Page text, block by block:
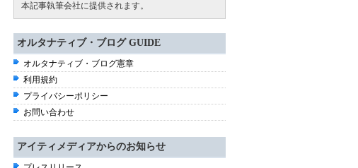
本記事執筆会社に提供されます。
オルタナティブ・ブログ GUIDE
オルタナティブ・ブログ憲章
利用規約
プライバシーポリシー
お問い合わせ
アイティメディアからのお知らせ